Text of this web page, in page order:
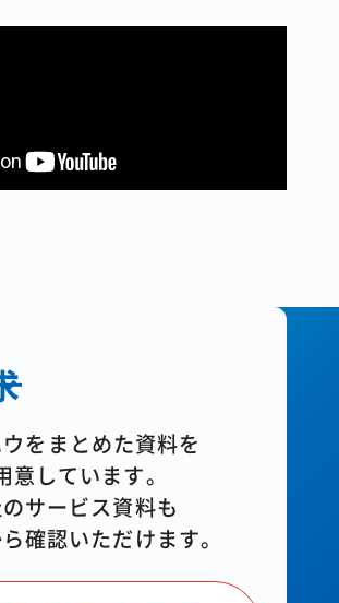
をまとめた資料を
意しています。
サービス資料も
確認いただけます。